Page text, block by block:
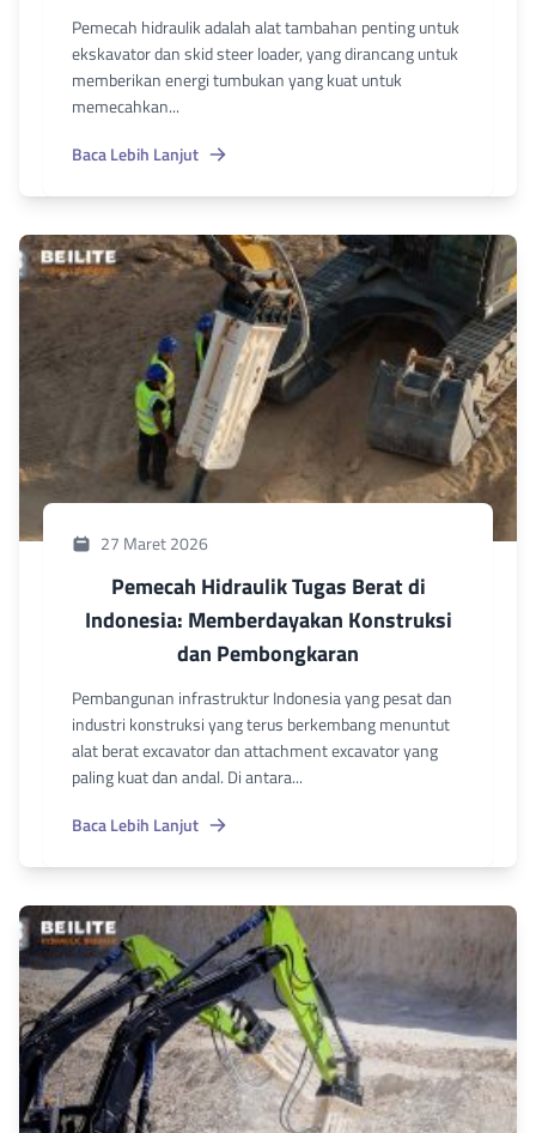
Pemecah hidraulik adalah alat tambahan penting untuk
ekskavator dan skid steer loader, yang dirancang untuk
memberikan energi tumbukan yang kuat untuk
memecahkan...
Baca Lebih Lanjut
27 Maret 2026
Pemecah Hidraulik Tugas Berat di
Indonesia: Memberdayakan Konstruksi
dan Pembongkaran
Pembangunan infrastruktur Indonesia yang pesat dan
industri konstruksi yang terus berkembang menuntut
alat berat excavator dan attachment excavator yang
paling kuat dan andal. Di antara...
Baca Lebih Lanjut